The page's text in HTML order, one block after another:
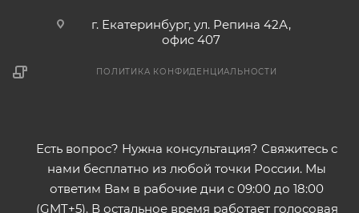
г. Екатеринбург, ул. Репина 42А,
офис 407
ПОЛИТИКА КОНФИДЕНЦИАЛЬНОСТИ
Есть вопрос? Нужна консультация? Свяжитесь с
нами бесплатно из любой точки России. Мы
ответим Вам в рабочие дни с 09:00 до 18:00
(GMT+5). В остальное время работает голосовая